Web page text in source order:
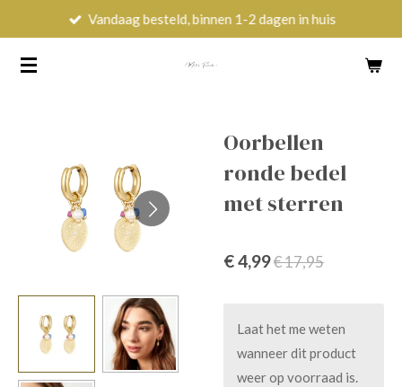
naar
Vandaag besteld, binnen 1-2 dagen in huis
Oorbellen
ronde bedel
met sterren
€ 4,99€ 17,95
Laat het me weten
wanneer dit product
weer op voorraad is.